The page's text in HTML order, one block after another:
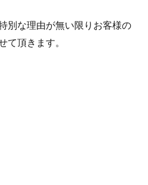
別な理由が無い限りお客様の
て頂きます。